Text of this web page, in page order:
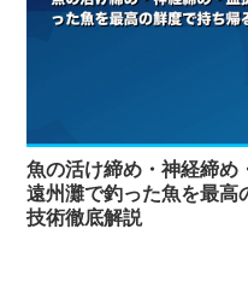
魚の活け締め・神経締め
遠州灘で釣った魚を最高
技術徹底解説